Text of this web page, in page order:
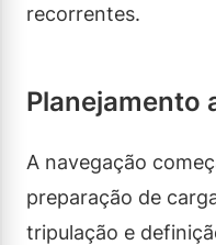
recorrentes.
Planejamento
A navegação
preparação de
tripulação e